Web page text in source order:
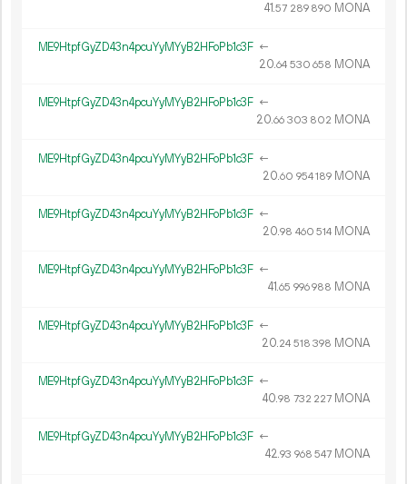
41.57 289 890 MONA
ME9HtpfGyZD43n4pcuYyMYyB2HFoPb1c3F ←
20.64 530 658 MONA
ME9HtpfGyZD43n4pcuYyMYyB2HFoPb1c3F ←
20.66 303 802 MONA
ME9HtpfGyZD43n4pcuYyMYyB2HFoPb1c3F ←
20.60 954189 MONA
ME9HtpfGyZD43n4pcuYyMYyB2HFoPb1c3F ←
20.98 460 514 MONA
ME9HtpfGyZD43n4pcuYyMYyB2HFoPb1c3F ←
41.65 996988 MONA
ME9HtpfGyZD43n4pcuYyMYyB2HFoPb1c3F ←
20.24 518 398 MONA
ME9HtpfGyZD43n4pcuYyMYyB2HFoPb1c3F ←
40.98 732 227 MONA
ME9HtpfGyZD43n4pcuYyMYyB2HFoPb1c3F ←
42.93 968 547 MONA